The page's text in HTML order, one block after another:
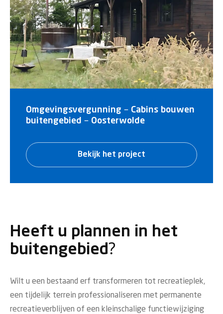
Omgevingsvergunning – Cabins bouwen
buitengebied – Oosterwolde
Bekijk het project
Heeft u plannen in het
buitengebied?
Wilt u een bestaand erf transformeren tot recreatieplek,
een tijdelijk terrein professionaliseren met permanente
recreatieverblijven of een kleinschalige functiewijziging